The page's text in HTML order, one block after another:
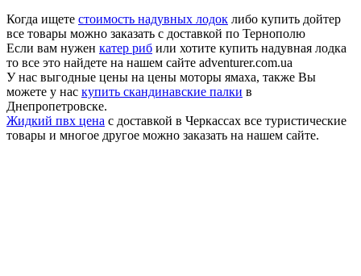
Когда ищете стоимость надувных лодок либо купить дойтер
все товары можно заказать с доставкой по Тернополю
Если вам нужен катер риб или хотите купить надувная лодка
то все это найдете на нашем сайте adventurer.com.ua
У нас выгодные цены на цены моторы ямаха, также Вы
можете у нас купить скандинавские палки в
Днепропетровске.
Жидкий пвх цена с доставкой в Черкассах все туристические
товары и многое другое можно заказать на нашем сайте.